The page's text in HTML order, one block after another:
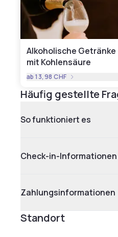
Alkoholische Getränke
mit Kohlensäure
ab13,98 CHF
Häufig gestellte
So funktioniert es
Check-in-Informationen
Zahlungsinformationen
Standort